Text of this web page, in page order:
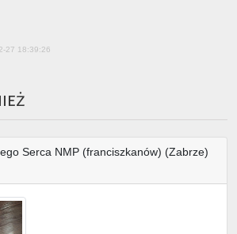
27 18:39:26
Serca NMP (franciszkanów) (Zabrze)